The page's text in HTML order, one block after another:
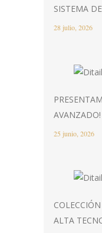
SISTEMA
28 julio, 2026
AVANZADO!
25 junio, 2026
ALTA